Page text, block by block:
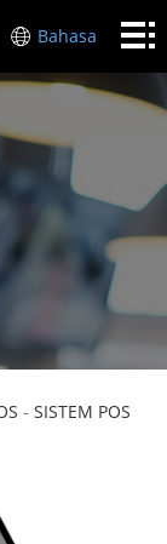
Bahasa
-SISTEM POS